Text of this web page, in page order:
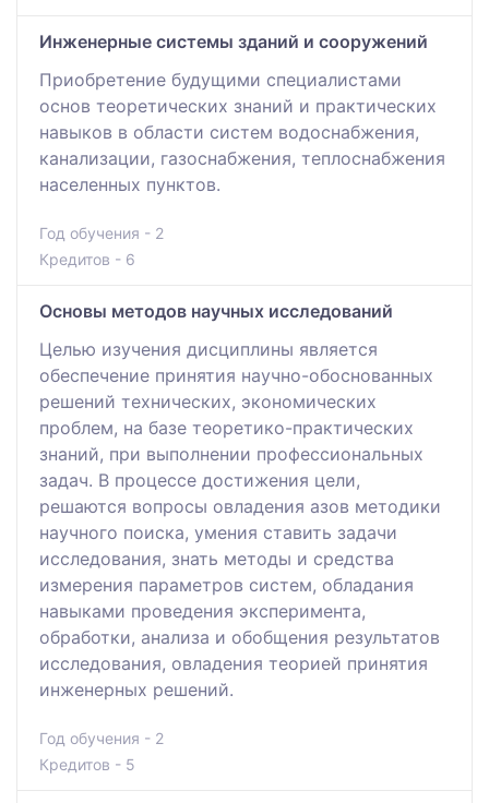
Инженерные системы зданий и сооружений
Приобретение будущими специалистами
основ теоретических знаний и практических
навыков в области систем водоснабжения,
канализации, газоснабжения, теплоснабжения
населенных пунктов.
Год обучения - 2
Кредитов - 6
Основы методов научных исследований
Целью изучения дисциплины является
обеспечение принятия научно-обоснованных
решений технических, экономических
проблем, на базе теоретико-практических
знаний, при выполнении профессиональных
задач. В процессе достижения цели,
решаются вопросы овладения азов методики
научного поиска, умения ставить задачи
исследования, знать методы и средства
измерения параметров систем, обладания
навыками проведения эксперимента,
обработки, анализа и обобщения результатов
исследования, овладения теорией принятия
инженерных решений.
Год обучения - 2
Кредитов - 5